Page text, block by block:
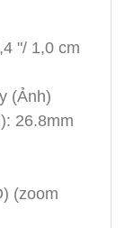
"/ 1,0 cm
(Ảnh)
26.8mm
(zoom